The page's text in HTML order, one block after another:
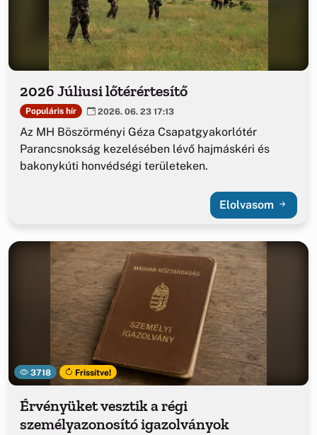
2026 Júliusi lőtérértesítő
Populáris hír 2026. 06. 23 17:13
Az MH Böszörményi Géza Csapatgyakorlótér
Parancsnokság kezelésében lévő hajmáskéri és
bakonykúti honvédségi területeken.
Elolvasom
3718 Frissítve!
Érvényüket vesztik a régi
személyazonosító igazolványok